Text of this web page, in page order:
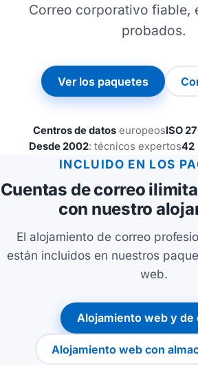
Correo corporativo fiable,
probados.
Ver los paquetes
Centros de datos europeosISO
Desde 2002: técnicos expertos42
INCLUIDO EN LOS
Cuentas de correo
con nuestro
El alojamiento de correo
están incluidos en nuestros
web.
Alojamiento web y de
Alojamiento web con